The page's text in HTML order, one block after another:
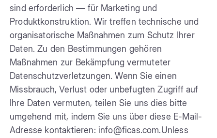
sind erforderlich — für Marketing und
Produktkonstruktion. Wir treffen technische und
organisatorische Maßnahmen zum Schutz Ihrer
Daten. Zu den Bestimmungen gehören
Maßnahmen zur Bekämpfung vermuteter
Datenschutzverletzungen. Wenn Sie einen
Missbrauch, Verlust oder unbefugten Zugriff auf
Ihre Daten vermuten, teilen Sie uns dies bitte
umgehend mit, indem Sie uns über diese E-Mail-
Adresse kontaktieren: info@ficas.com.Unless